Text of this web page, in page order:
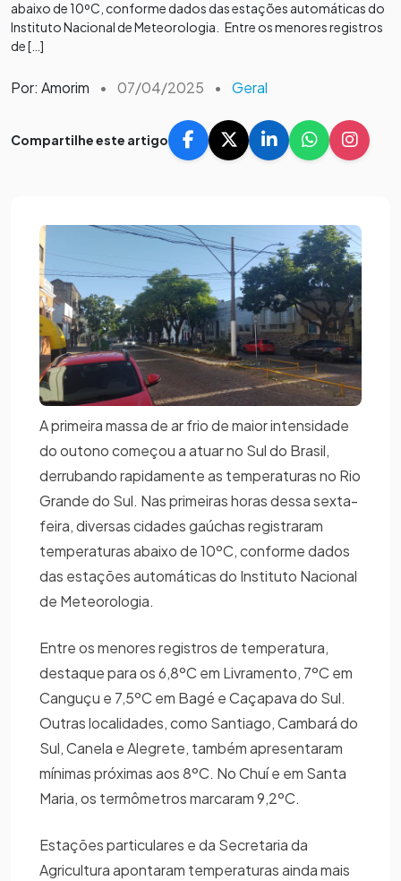
abaixo de 10ºC, conforme dados das estações automáticas do
Instituto Nacional de Meteorologia. Entre os menores registros
de […]
Por: Amorim • 07/04/2025 • Geral
Compartilhe este artigo
A primeira massa de ar frio de maior intensidade
do outono começou a atuar no Sul do Brasil,
derrubando rapidamente as temperaturas no Rio
Grande do Sul. Nas primeiras horas dessa sexta-
feira, diversas cidades gaúchas registraram
temperaturas abaixo de 10ºC, conforme dados
das estações automáticas do Instituto Nacional
de Meteorologia.
Entre os menores registros de temperatura,
destaque para os 6,8ºC em Livramento, 7ºC em
Canguçu e 7,5ºC em Bagé e Caçapava do Sul.
Outras localidades, como Santiago, Cambará do
Sul, Canela e Alegrete, também apresentaram
mínimas próximas aos 8ºC. No Chuí e em Santa
Maria, os termômetros marcaram 9,2ºC.
Estações particulares e da Secretaria da
Agricultura apontaram temperaturas ainda mais